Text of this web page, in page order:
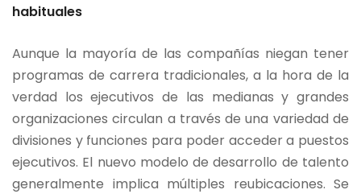
habituales
Aunque la mayoría de las compañías niegan tener
programas de carrera tradicionales, a la hora de la
verdad los ejecutivos de las medianas y grandes
organizaciones circulan a través de una variedad de
divisiones y funciones para poder acceder a puestos
ejecutivos. El nuevo modelo de desarrollo de talento
generalmente implica múltiples reubicaciones. Se